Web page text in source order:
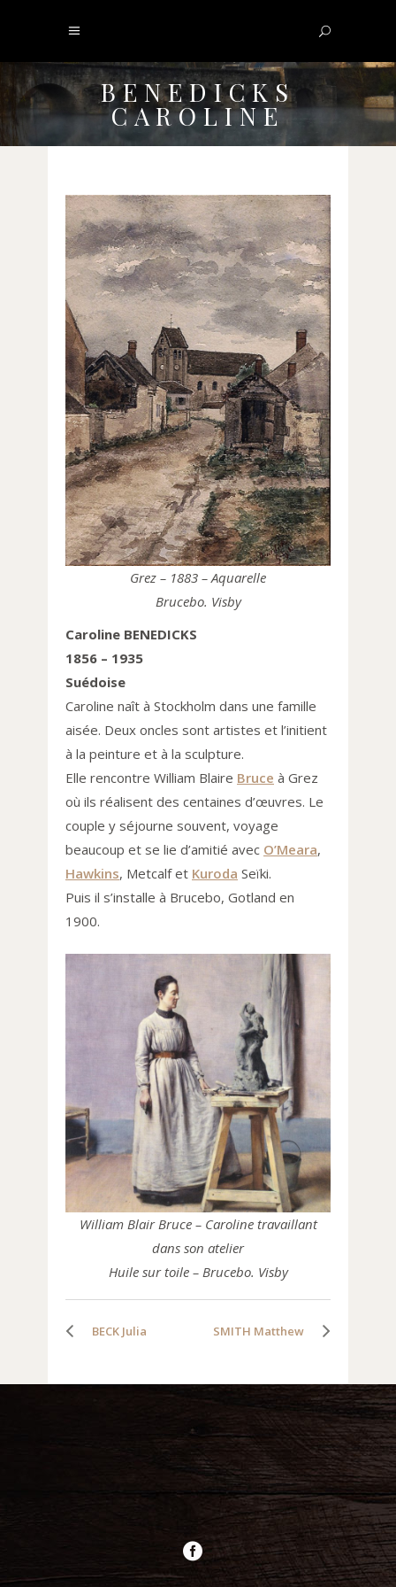
BENEDICKS
CAROLINE
Grez – 1883 – Aquarelle
Brucebo. Visby
Caroline BENEDICKS
1856 – 1935
Suédoise
Caroline naît à Stockholm dans une famille
aisée. Deux oncles sont artistes et l’initient
à la peinture et à la sculpture.
Elle rencontre William Blaire Bruce à Grez
où ils réalisent des centaines d’œuvres. Le
couple y séjourne souvent, voyage
beaucoup et se lie d’amitié avec O’Meara,
Hawkins, Metcalf et Kuroda Seïki.
Puis il s’installe à Brucebo, Gotland en
1900.
William Blair Bruce – Caroline travaillant
dans son atelier
Huile sur toile – Brucebo. Visby
BECK Julia SMITH Matthew